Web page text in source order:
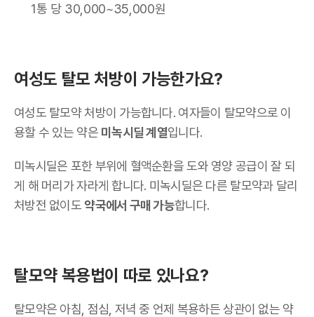
1통 당 30,000~35,000원
여성도 탈모 처방이 가능한가요?
여성도 탈모약 처방이 가능합니다. 여자들이 탈모약으로 이
용할 수 있는 약은 미녹시딜 계열입니다.
미녹시딜은 포한 부위에 혈액순환을 도와 영양 공급이 잘 되
게 해 머리가 자라게 합니다. 미녹시딜은 다른 탈모약과 달리
처방전 없이도 약국에서 구매 가능합니다.
탈모약 복용법이 따로 있나요?
탈모약은 아침, 점심, 저녁 중 언제 복용하든 상관이 없는 약